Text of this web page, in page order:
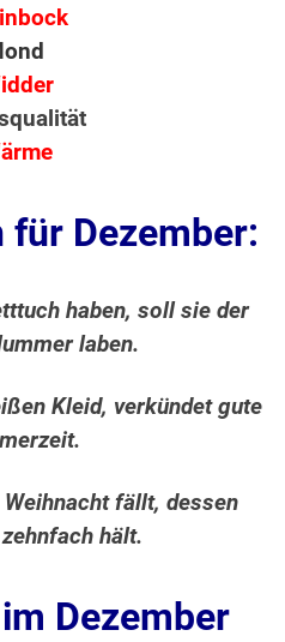
für Dezember:
haben, soll sie der
laben.
Kleid, verkündet gute
fällt, dessen
hält.
Dezember